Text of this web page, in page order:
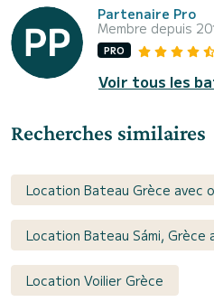
Partenaire Pro
Membre depuis
PRO
Voir tous les
Recherches similaires
Location Bateau Grèce avec
Location Bateau Sámi, Grèce
Location Voilier Grèce